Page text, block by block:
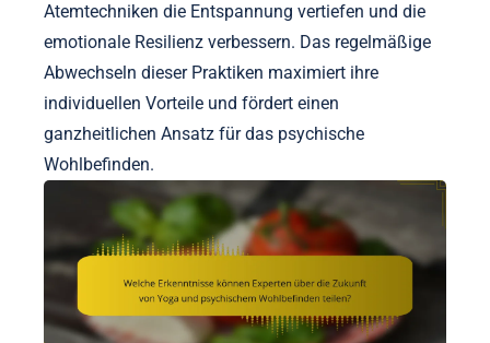
Wohlbefinden durch synergistische Effekte. Die
Integration von Achtsamkeitsmeditation mit Yoga
verbessert die Konzentration und reduziert Stress,
während Tai Chi die physischen Vorteile von Yoga
ergänzt, indem es Gleichgewicht und Flexibilität
fördert. Darüber hinaus kann die Einbeziehung von
Atemtechniken die Entspannung vertiefen und die
emotionale Resilienz verbessern. Das regelmäßige
Abwechseln dieser Praktiken maximiert ihre
individuellen Vorteile und fördert einen
ganzheitlichen Ansatz für das psychische